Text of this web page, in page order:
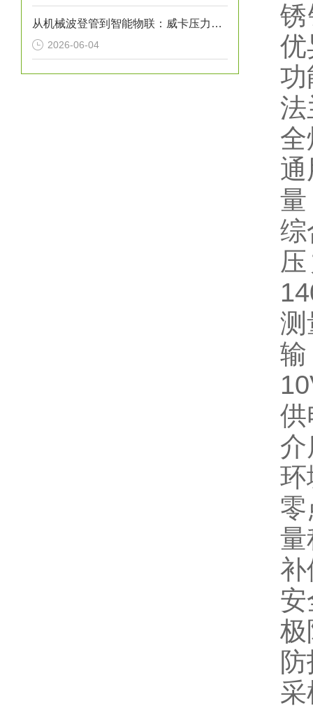
从机械波登管到智能物联：威卡压力表如何赋能工业？
2026-06-04
优
功
量
综
测
极